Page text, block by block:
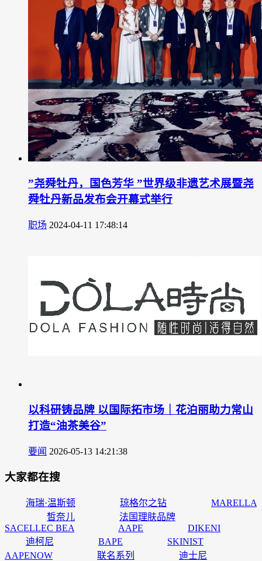
”尧舜牡丹，国色芳华 ”世界级非遗艺术展暨尧
舜牡丹新品发布会开幕式举行
职场 2024-04-11 17:48:14
以科研铸品牌 以国际拓市场｜花泊丽助力常山
打造“油茶美谷”
要闻 2026-05-13 14:21:38
大家都在搜
海瑞·温斯顿 琼格尔之钻
MARELLA
皙奈儿
法国理肤品牌
SACELLEC BEA
AAPE
DIKENI
迪柯尼
BAPE
SKINIST
AAPENOW
联名系列
迪士尼